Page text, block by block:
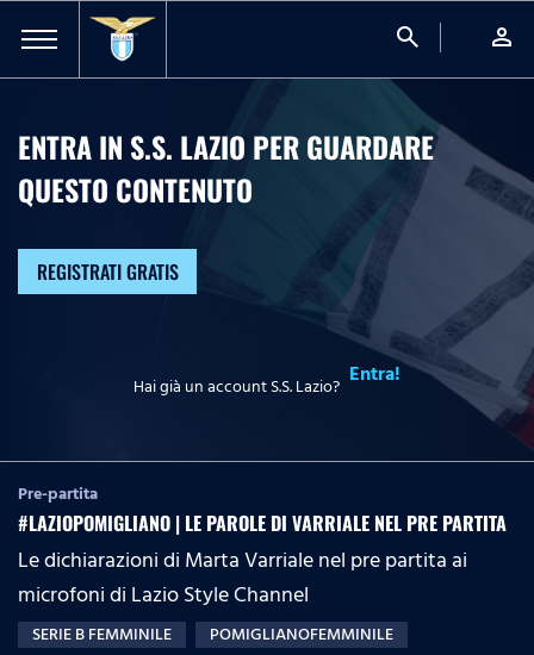
search person
ENTRA IN S.S. LAZIO PER GUARDARE
QUESTO CONTENUTO
REGISTRATI GRATIS
Hai già un account S.S. Lazio? Entra!
Pre-partita
#LAZIOPOMIGLIANO | LE PAROLE DI VARRIALE NEL PRE PARTITA
Le dichiarazioni di Marta Varriale nel pre partita ai
microfoni di Lazio Style Channel
SERIE B FEMMINILE
POMIGLIANOFEMMINILE